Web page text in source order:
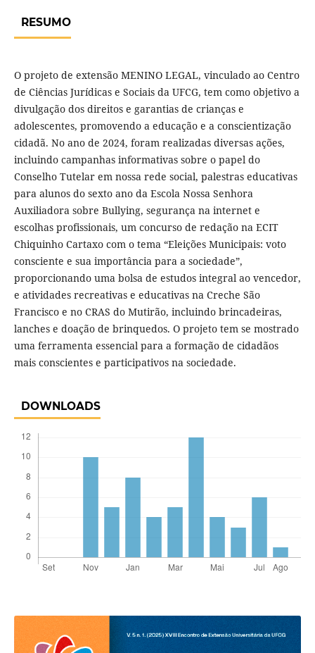
RESUMO
O projeto de extensão MENINO LEGAL, vinculado ao Centro
de Ciências Jurídicas e Sociais da UFCG, tem como objetivo a
divulgação dos direitos e garantias de crianças e
adolescentes, promovendo a educação e a conscientização
cidadã. No ano de 2024, foram realizadas diversas ações,
incluindo campanhas informativas sobre o papel do
Conselho Tutelar em nossa rede social, palestras educativas
para alunos do sexto ano da Escola Nossa Senhora
Auxiliadora sobre Bullying, segurança na internet e
escolhas profissionais, um concurso de redação na ECIT
Chiquinho Cartaxo com o tema “Eleições Municipais: voto
consciente e sua importância para a sociedade”,
proporcionando uma bolsa de estudos integral ao vencedor,
e atividades recreativas e educativas na Creche São
Francisco e no CRAS do Mutirão, incluindo brincadeiras,
lanches e doação de brinquedos. O projeto tem se mostrado
uma ferramenta essencial para a formação de cidadãos
mais conscientes e participativos na sociedade.
DOWNLOADS